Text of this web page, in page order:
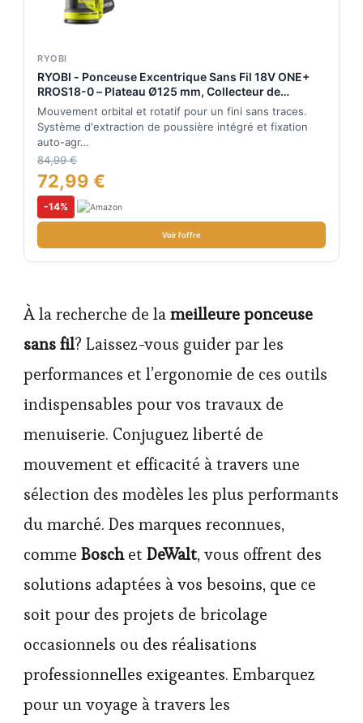
RYOBI
RYOBI - Ponceuse Excentrique Sans Fil 18V ONE+
RROS18-0 – Plateau Ø125 mm, Collecteur de
Poussière, Mouvements Orbitaux Puissants –
Finition Bois, Peinture, Métal – Batterie Non Incluse
Mouvement orbital et rotatif pour un fini sans traces.
Système d'extraction de poussière intégré et fixation
auto-agr…
84,99 €
72,99 €
-14%
Voir l'offre
À la recherche de lameilleure ponceuse
sans fil? Laissez-vous guider par les
performances et l’ergonomie de ces outils
indispensables pour vos travaux de
menuiserie. Conjuguez liberté de
mouvement et efficacité à travers une
sélection des modèles les plus performants
du marché. Des marques reconnues,
comme Boschet DeWalt, vous offrent des
solutions adaptées à vos besoins, que ce
soit pour des projets de bricolage
occasionnels ou des réalisations
professionnelles exigeantes. Embarquez
pour un voyage à travers les